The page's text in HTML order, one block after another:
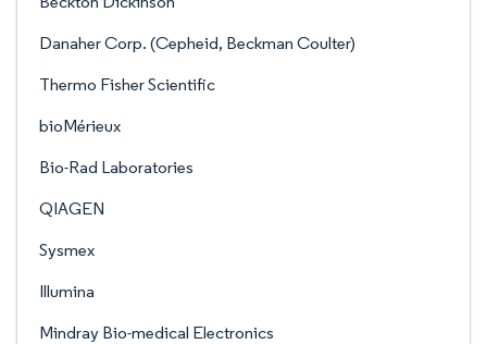
Danaher Corp. (Cepheid, Beckman Coulter)
Thermo Fisher Scientific
bioMérieux
Bio-Rad Laboratories
QIAGEN
Sysmex
Illumina
Mindray Bio-medical Electronics